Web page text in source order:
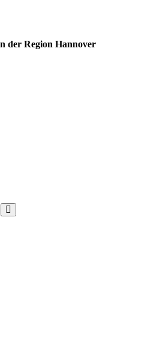
der Region Hannover